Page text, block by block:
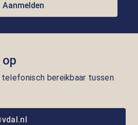
Aanmelden
bereikbaar tussen